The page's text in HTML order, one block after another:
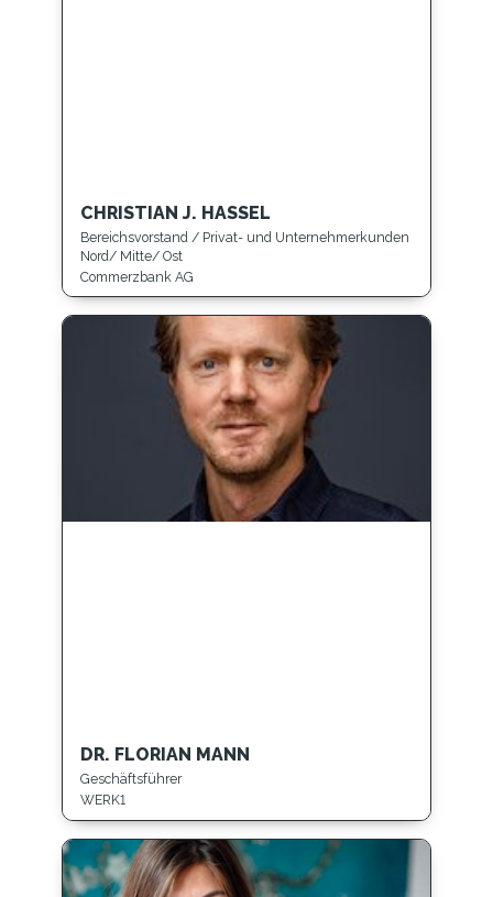
CHRISTIAN J. HASSEL
Bereichsvorstand / Privat- und Unternehmerkunden
Nord/ Mitte/ Ost
Commerzbank AG
DR. FLORIAN MANN
Geschäftsführer
WERK1